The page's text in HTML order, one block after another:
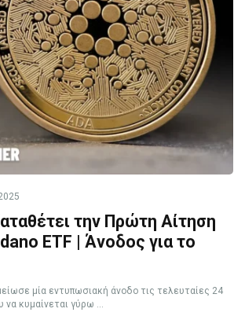
την Πρώτη Αίτηση
ETF | Άνοδος για το
μία εντυπωσιακή άνοδο τις τελευταίες 24
να κυμαίνεται γύρω ...